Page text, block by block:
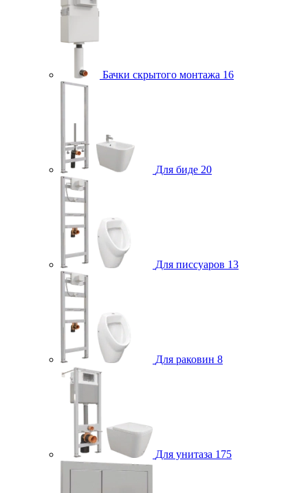
Бачки скрытого монтажа 16
Для биде 20
Для писсуаров 13
Для раковин 8
Для унитаза 175